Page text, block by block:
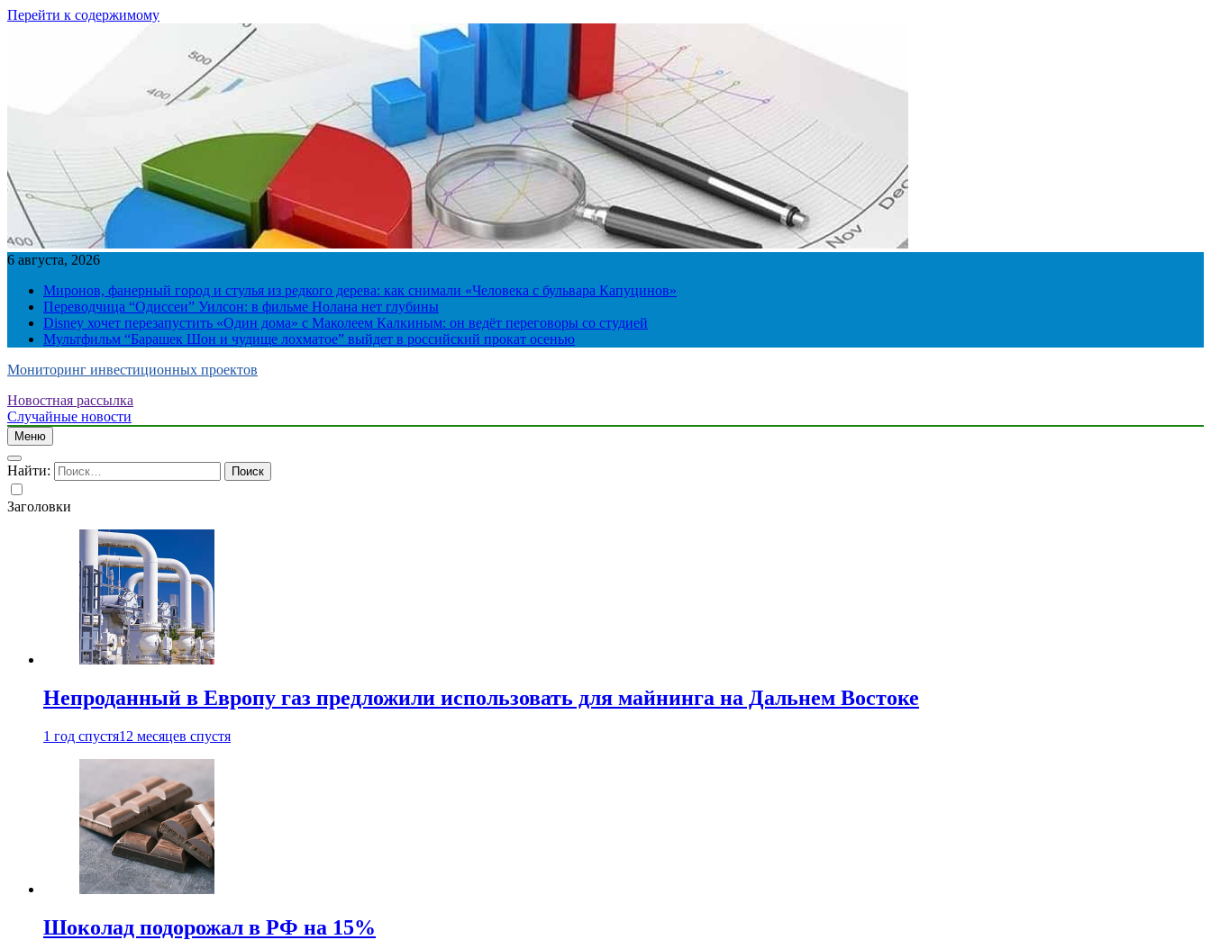
Перейти к содержимому
6 августа, 2026
Миронов, фанерный город и стулья из редкого дерева: как снимали «Человека с бульвара Капуцинов»
Переводчица “Одиссеи” Уилсон: в фильме Нолана нет глубины
Disney хочет перезапустить «Один дома» с Маколеем Калкиным: он ведёт переговоры со студией
Мультфильм “Барашек Шон и чудище лохматое” выйдет в российский прокат осенью
Мониторинг инвестиционных проектов
Новостная рассылка
Случайные новости
Меню
Найти:
Заголовки
Непроданный в Европу газ предложили использовать для майнинга на Дальнем Востоке
1 год спустя12 месяцев спустя
Шоколад подорожал в РФ на 15%